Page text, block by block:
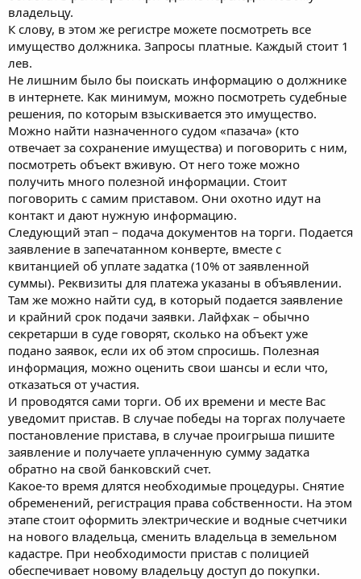
владельцу.
К слову, в этом же регистре можете посмотреть все
имущество должника. Запросы платные. Каждый стоит 1
лев.
Не лишним было бы поискать информацию о должнике
в интернете. Как минимум, можно посмотреть судебные
решения, по которым взыскивается это имущество.
Можно найти назначенного судом «пазача» (кто
отвечает за сохранение имущества) и поговорить с ним,
посмотреть объект вживую. От него тоже можно
получить много полезной информации. Стоит
поговорить с самим приставом. Они охотно идут на
контакт и дают нужную информацию.
Следующий этап – подача документов на торги. Подается
заявление в запечатанном конверте, вместе с
квитанцией об уплате задатка (10% от заявленной
суммы). Реквизиты для платежа указаны в объявлении.
Там же можно найти суд, в который подается заявление
и крайний срок подачи заявки. Лайфхак – обычно
секретарши в суде говорят, сколько на объект уже
подано заявок, если их об этом спросишь. Полезная
информация, можно оценить свои шансы и если что,
отказаться от участия.
И проводятся сами торги. Об их времени и месте Вас
уведомит пристав. В случае победы на торгах получаете
постановление пристава, в случае проигрыша пишите
заявление и получаете уплаченную сумму задатка
обратно на свой банковский счет.
Какое-то время длятся необходимые процедуры. Снятие
обременений, регистрация права собственности. На этом
этапе стоит оформить электрические и водные счетчики
на нового владельца, сменить владельца в земельном
кадастре. При необходимости пристав с полицией
обеспечивает новому владельцу доступ до покупки.